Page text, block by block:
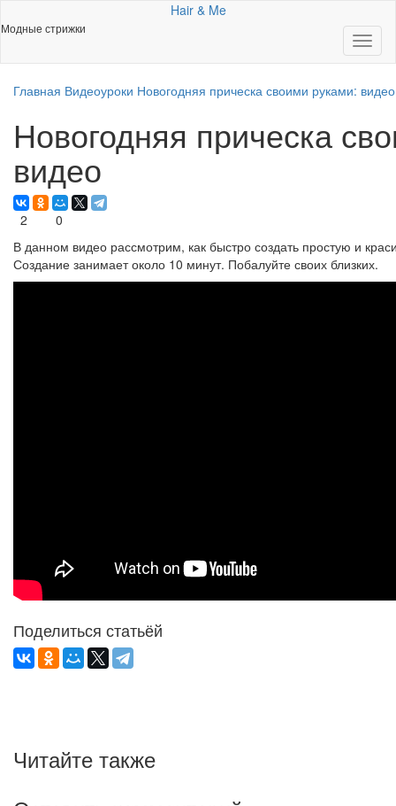
Hair & Me
Модные стрижки
Главная Видеоуроки Новогодняя прическа своими руками: видео
Новогодняя прическа
видео
2
0
В данном видео рассмотрим, как быстро создать простую и
Создание занимает около 10 минут. Побалуйте своих близких.
Поделиться статьёй
Читайте также